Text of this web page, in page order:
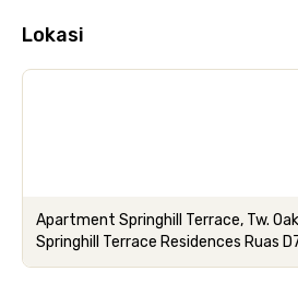
Lokasi
Apartment Springhill Terrace, Tw.
Springhill Terrace Residences Ruas
Blok D6, RT.12/RW.10, Daerah